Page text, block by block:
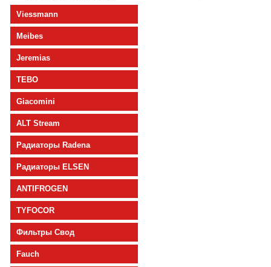
Viessmann
Meibes
Jeremias
TEBO
Giacomini
ALT Stream
Радиаторы Radena
Радиаторы ELSEN
ANTIFROGEN
TYFOCOR
Фильтры Свод
Fauch